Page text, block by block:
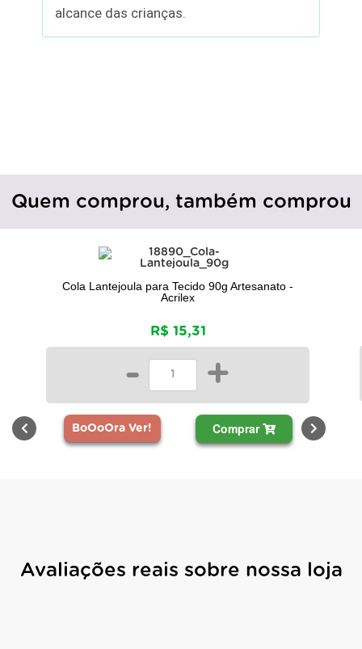
alcance das crianças.
Quem comprou, também comprou
Cola Lantejoula para Tecido 90g Artesanato -
Acrilex
R$ 15,31
- +
BoOoOra Ver! Comprar
Avaliações reais sobre nossa loja